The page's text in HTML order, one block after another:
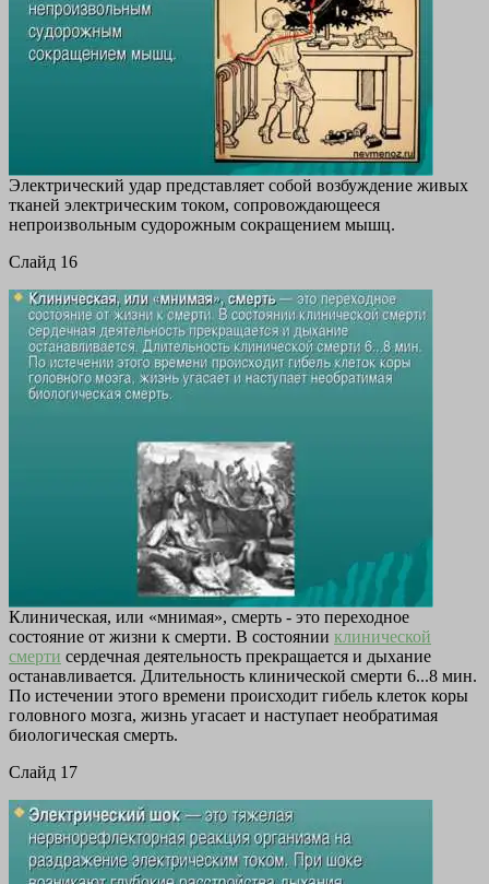
Электрический удар представляет собой возбуждение живых
тканей электрическим током, сопровождающееся
непроизвольным судорожным сокращением мышц.
Cлайд 16
Клиническая, или «мнимая», смерть - это переходное
состояние от жизни к смерти. В состоянии клинической
смерти сердечная деятельность прекращается и дыхание
останавливается. Длительность клинической смерти 6...8 мин.
По истечении этого времени происходит гибель клеток коры
головного мозга, жизнь угасает и наступает необратимая
биологическая смерть.
Cлайд 17